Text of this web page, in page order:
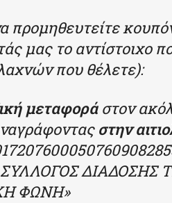
προμηθευτείτε
άςμας το αντίστοιχο
που θέλετε):
μεταφοράστον
στην
ΣΥΛΛΟΓΟΣ
ΦΩΝΗ»